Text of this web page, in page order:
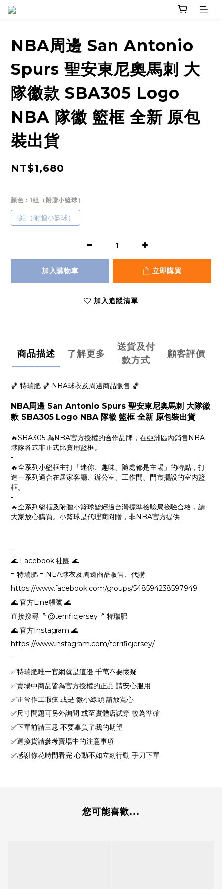
NBA周邊 San Antonio
Spurs 聖安東尼奧馬刺 大
隊徽款 SBA305 Logo
NBA 隊徽 籃框 全新 原包
裝出貨
NT$1,680
顏色 : 1組（附贈小籃球）
1組（附贈小籃球）
加入購物車 立即購買
加入追蹤清單
商品描述 了解更多
送貨及付
款方式
顧客評價
🏀 特瑞肥 🏀 NBA球衣及周邊商品販售 🏀
NBA周邊 San Antonio Spurs 聖安東尼奧馬刺 大隊徽
款 SBA305 Logo NBA 隊徽 籃框 全新 原包裝出貨
🔥SBA305 為NBA官方授權的合作品牌，在亞洲區內銷售NBA
球隊各式非正式比賽用籃框。
-
🔥全系列小籃框主打「迷你、趣味、隨處都是主場」的特點，打
造一系列適合在居家客廳、辦公室、工作間、門市擺設的室內籃
框。
-
🔥全系列籃框及附贈小籃球皆經過台灣標準檢驗局檢驗合格，請
大家放心購買。小籃球是代理商附贈，非NBA官方提供
-
🌊 Facebook 社團 🌊
= 特瑞肥 = NBA球衣及周邊商品販售、代購
https://www.facebook.com/groups/548594238597949
🌊 官方Line帳號 🌊
直接搜尋〝 @terrificjersey〞 特瑞肥
🌊 官方Instagram 🌊
https://www.instagram.com/terrificjersey/
-
✅特瑞肥唯一官網就是這邊 千萬不要懷疑
✅賣場中商品皆為官方授權的正品 請安心服用
✅正常作工瑕疵 或是 微小線頭 請放寬心
✅尺寸問題可另外詢問 或至實體店試穿 較為準確
✅下單前請三思 不要辜負了我的期望
✅退換貨請參考賣場中的注意事項
✅感謝你花時間看完 心動不如立刻行動 手刀下單
您可能喜歡...